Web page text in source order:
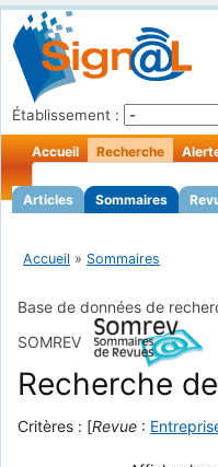
Établissement :
Accueil Recherche
Articles Sommaires
Accueil » Sommaires
Base de données de
SOMREV
Recherche
Critères : [Revue :